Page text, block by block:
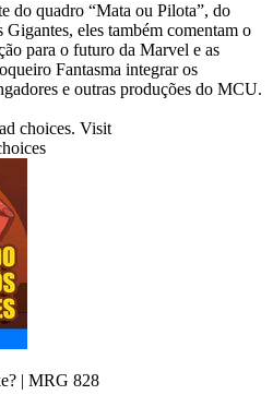
do quadro “Mata ou Pilota”, do
eles também comentam o
para o futuro da Marvel e as
Fantasma integrar os
e outras produções do MCU.
choices. Visit
| MRG 828